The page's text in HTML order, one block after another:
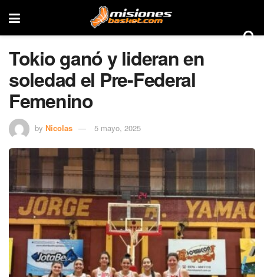
Tokio ganó y lideran en
soledad el Pre-Federal
Femenino
by Nicolas 5 mayo, 2025